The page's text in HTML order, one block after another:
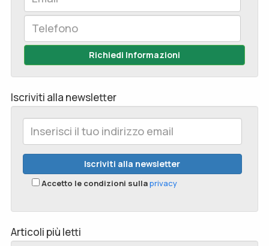
Richiedi Informazioni
Iscriviti alla newsletter
Accetto le condizioni sullaprivacy
Articoli più letti